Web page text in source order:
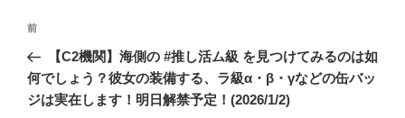
投
ナ
ビ
前
の
投
稿
前
【C2機関】海側の #推し活ム級 を見つけてみるのは如
何でしょう？彼女の装備する、ラ級α・β・γなどの缶バッ
ジは実在します！明日解禁予定！(2026/1/2)